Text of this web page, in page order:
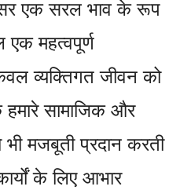
एक सरल भाव के रूप
महत्वपूर्ण
व्यक्तिगत जीवन को
हमारे सामाजिक और
भी मजबूती प्रदान करती
के लिए आभार